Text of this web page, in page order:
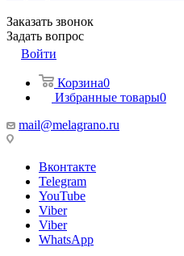
Заказать звонок
Задать вопрос
Войти
Корзина0
Избранные товары0
mail@melagrano.ru
Вконтакте
Telegram
YouTube
Viber
Viber
WhatsApp